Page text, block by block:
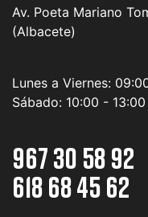
Av. Poeta Mariano
(Albacete)
Lunes a Viernes:
Sábado: 10:00 - 13:00
967 30 58 92
618 68 45 62